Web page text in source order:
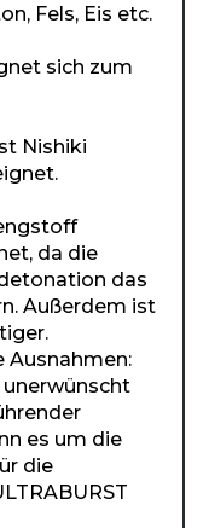
Fels, Eis etc.
sich zum
Nishiki
da die
das
Außerdem ist
Ausnahmen:
unerwünscht
es um die
die